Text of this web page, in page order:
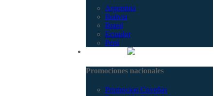
Argentina
Bolivia
Brasil
Ecuador
Perú
Promociones nacionales
Promocion Coveñas